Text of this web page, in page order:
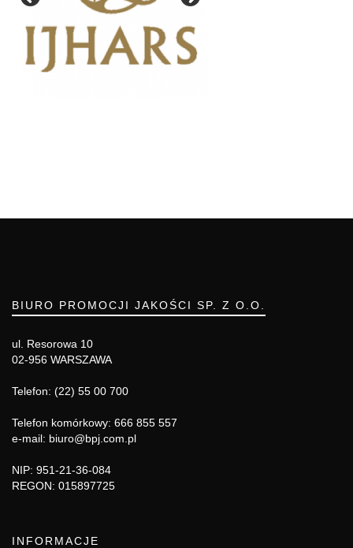
BIURO PROMOCJI JAKOŚCI SP. Z O.O.
ul. Resorowa 10
02-956 WARSZAWA
Telefon: (22) 55 00 700
Telefon komórkowy: 666 855 557
e-mail: biuro@bpj.com.pl
NIP: 951-21-36-084
REGON: 015897725
INFORMACJE